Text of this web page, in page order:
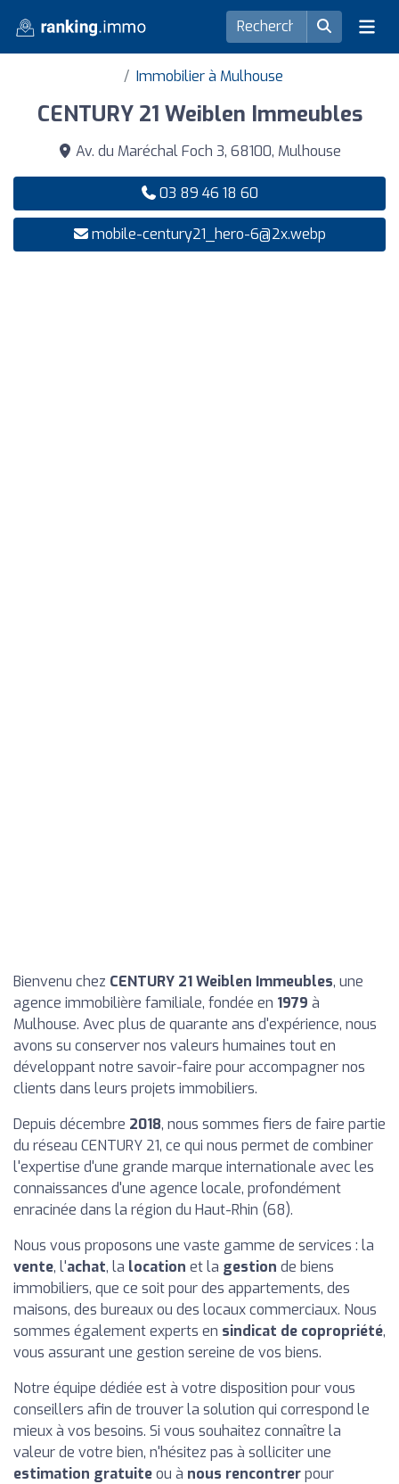
Immobilier à Mulhouse
CENTURY 21 Weiblen Immeubles
Av. du Maréchal Foch 3, 68100, Mulhouse
03 89 46 18 60
mobile-century21_hero-6@2x.webp
Bienvenu chez CENTURY 21 Weiblen Immeubles, une
agence immobilière familiale, fondée en 1979 à
Mulhouse. Avec plus de quarante ans d'expérience, nous
avons su conserver nos valeurs humaines tout en
développant notre savoir-faire pour accompagner nos
clients dans leurs projets immobiliers.
Depuis décembre 2018, nous sommes fiers de faire partie
du réseau CENTURY 21, ce qui nous permet de combiner
l'expertise d'une grande marque internationale avec les
connaissances d'une agence locale, profondément
enracinée dans la région du Haut-Rhin (68).
Nous vous proposons une vaste gamme de services : la
vente, l'achat, la location et la gestion de biens
immobiliers, que ce soit pour des appartements, des
maisons, des bureaux ou des locaux commerciaux. Nous
sommes également experts en sindicat de copropriété,
vous assurant une gestion sereine de vos biens.
Notre équipe dédiée est à votre disposition pour vous
conseillers afin de trouver la solution qui correspond le
mieux à vos besoins. Si vous souhaitez connaître la
valeur de votre bien, n'hésitez pas à solliciter une
estimation gratuiteou à nous rencontrerpour